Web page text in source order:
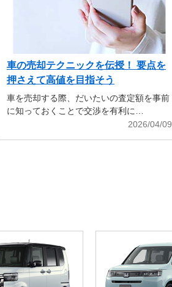
車の売却テクニックを伝授！ 要点を
押さえて高値を目指そう
車を売却する際、だいたいの査定額を事前
に知っておくことで交渉を有利に…
2026/04/09